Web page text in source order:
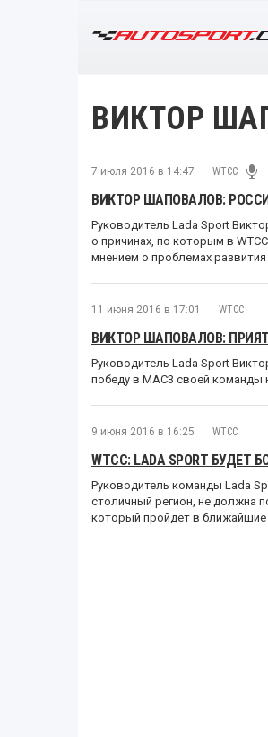
ВИКТОР
7 июля 2016 в 14:47 WTCC
ВИКТОР ШАПОВАЛОВ:
Руководитель Lada Sport
о причинах, по которым в
мнением о проблемах развития
11 июня 2016 в 17:01 WTCC
ВИКТОР ШАПОВАЛОВ:
Руководитель Lada Sport
победу в MAC3 своей команды
9 июня 2016 в 16:25 WTCC
WTCC: LADA SPORT
Руководитель команды Lada
столичный регион, не должна
который пройдет в ближайшие